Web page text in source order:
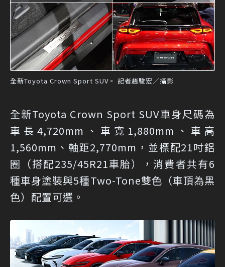
全新Toyota Crown Sport SUV。 記者趙駿宏／攝影
全新Toyota Crown Sport SUV車身尺碼為
車長4,720mm、車寬1,880mm、車高
1,560mm、軸距2,770mm，並標配21吋鋁
圈（搭配235/45R21車胎），消費者共有6
種車身塗裝與5種Two-Tone雙色（車頂為黑
色）配置可選。